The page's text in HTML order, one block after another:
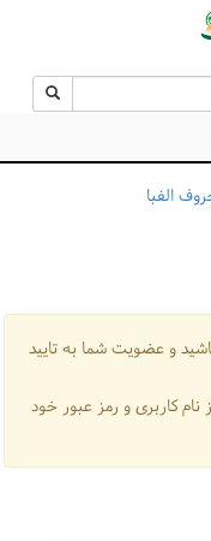
الفبا
و عضویت شما به تایید
کاربری و رمز عبور خود